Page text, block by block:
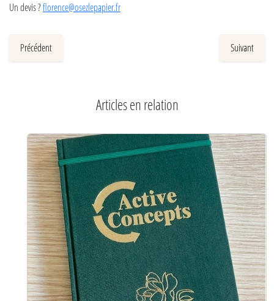
Un devis ?florence@osezlepapier.fr
Précédent Suivant
Articles en relation